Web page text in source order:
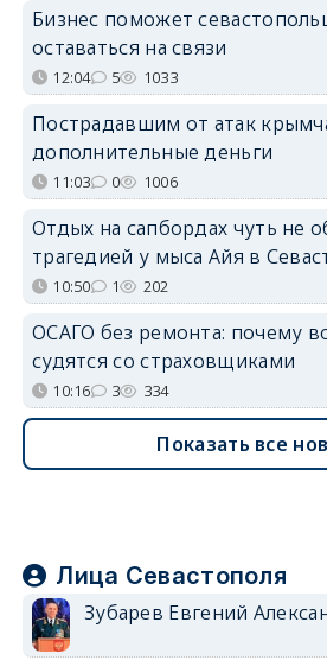
Бизнес поможет
оставаться на связи
12:04 5 1033
Пострадавшим от атак
дополнительные деньги
11:03 0 1006
Отдых на сапбордах чуть не
трагедией у мыса Айя в
10:50 1 202
ОСАГО без ремонта: почему
судятся со страховщиками
10:16 3 334
Показать все
Лица Севастополя
Зубарев Евгений